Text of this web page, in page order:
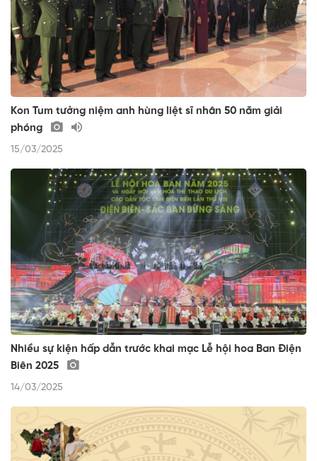
Kon Tum tưởng niệm anh hùng liệt sĩ nhân 50 năm giải
phóng
15/03/2025
Nhiều sự kiện hấp dẫn trước khai mạc Lễ hội hoa Ban Điện
Biên 2025
14/03/2025